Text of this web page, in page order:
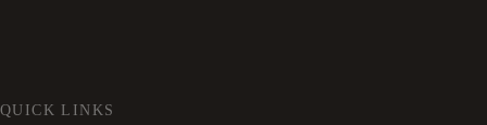
QUICK LINKS